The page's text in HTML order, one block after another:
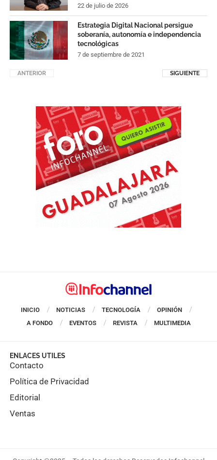
22 de julio de 2026
Estrategia Digital Nacional persigue
soberanía, autonomía e independencia
tecnológicas
7 de septiembre de 2021
ANTERIOR SIGUIENTE
INICIO NOTICIAS TECNOLOGÍA
OPINIÓN
A FONDO
EVENTOS REVISTA MULTIMEDIA
ENLACES UTILES
Contacto
Política de Privacidad
Editorial
Ventas